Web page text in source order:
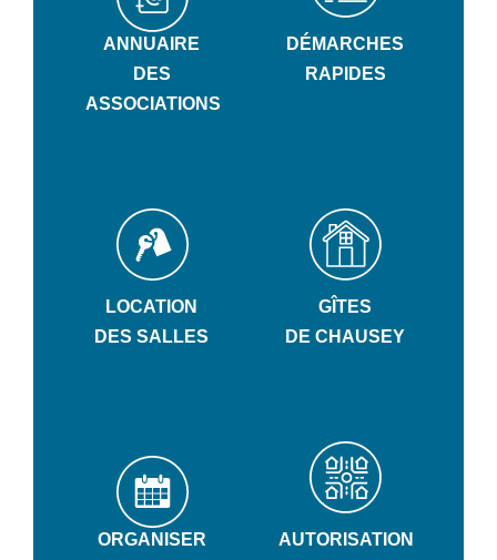
ANNUAIRE
DES
ASSOCIATIONS
DÉMARCHES
RAPIDES
LOCATION
DES SALLES
GÎTES
DE CHAUSEY
ORGANISER
AUTORISATION